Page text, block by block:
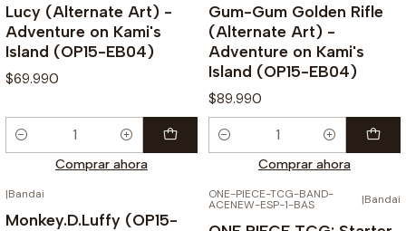
Lucy (Alternate Art) -
Adventure on Kami's
Island (OP15-EB04)
$69.990
Cantidad
Comprar ahora
Gum-Gum Golden Rifle
(Alternate Art) -
Adventure on Kami's
Island (OP15-EB04)
$89.990
Cantidad
Comprar ahora
|Bandai
Monkey.D.Luffy (OP15-
ONE-PIECE-TCG-BAND-
ACENEW-ESP-1-BAS |Bandai